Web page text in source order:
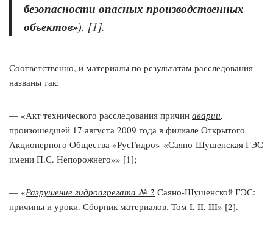
безопасности опасных производственных
объектов»). [1].
Соответственно, и материалы по результатам расследования
названы так:
— «Акт технического расследования причин аварии,
произошедшей 17 августа 2009 года в филиале Открытого
Акционерного Общества «РусГидро»-«Саяно-Шушенская ГЭС
имени П.С. Непорожнего»» [1];
— «Разрушение гидроагрегата № 2 Саяно-Шушенской ГЭС:
причины и уроки. Сборник материалов. Том I, II, III» [2].